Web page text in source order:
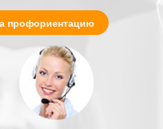
профориентацию